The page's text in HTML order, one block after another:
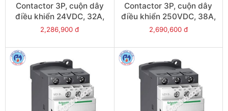
Contactor 3P, cuộn dây
điều khiển 24VDC, 32A,
1N/O, 1N/C - Model
2,286,900 đ
Contactor 3P, cuộn dây
điều khiển 250VDC, 38A,
1N/O, 1N/C - Model
2,690,600 đ